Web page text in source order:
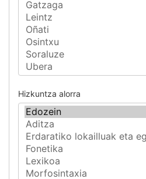
Hizkuntza alorra